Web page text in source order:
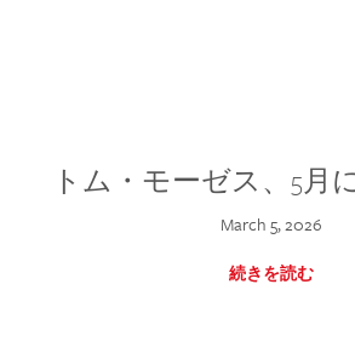
トム・モーゼス、5月
March 5, 2026
続きを読む